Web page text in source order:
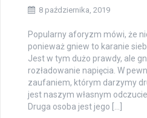
8 października, 2019
Popularny aforyzm mówi, że
ponieważ gniew to karanie
Jest w tym dużo prawdy, ale
rozładowanie napięcia. W
zaufaniem, którym darzymy
jest naszym własnym
Druga osoba jest jego […]